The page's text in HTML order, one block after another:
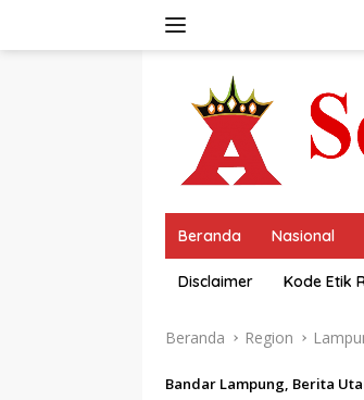
Beranda Nasional
Disclaimer Kode Etik
Beranda Region
Bandar Lampung, Berita